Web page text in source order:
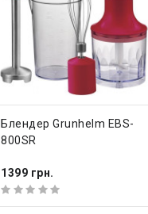
КУПИТЬ
Блендер Grunhelm EBS-
800SR
1399 грн.